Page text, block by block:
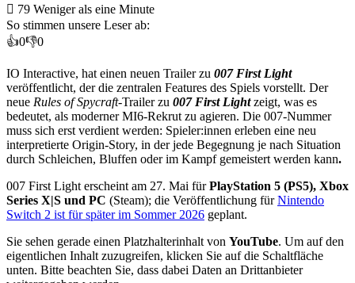
79 Weniger als eine Minute
So stimmen unsere Leser ab:
👍0👎0
IO Interactive, hat einen neuen Trailer zu 007 First Light
veröffentlicht, der die zentralen Features des Spiels vorstellt. Der
neue Rules of Spycraft-Trailer zu 007 First Lightzeigt, was es
bedeutet, als moderner MI6-Rekrut zu agieren. Die 007-Nummer
muss sich erst verdient werden: Spieler:innen erleben eine neu
interpretierte Origin-Story, in der jede Begegnung je nach Situation
durch Schleichen, Bluffen oder im Kampf gemeistert werden kann.
007 First Light erscheint am 27. Mai fürPlayStation 5 (PS5), Xbox
Series X|S und PC (Steam); die Veröffentlichung fürNintendo
Switch 2 ist für später im Sommer 2026 geplant.
Sie sehen gerade einen Platzhalterinhalt von YouTube. Um auf den
eigentlichen Inhalt zuzugreifen, klicken Sie auf die Schaltfläche
unten. Bitte beachten Sie, dass dabei Daten an Drittanbieter